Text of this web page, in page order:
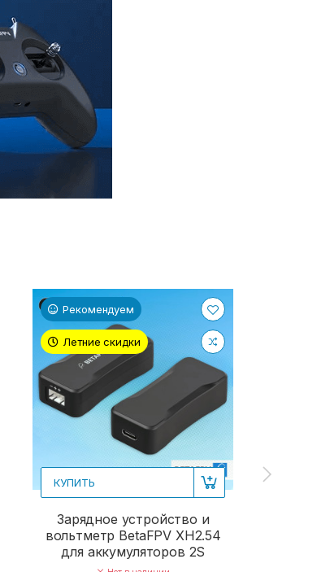
Рекомендуем
Летние скидки
КУПИТЬ
Зарядное устройство и
вольтметр BetaFPV XH2.54
для аккумуляторов 2S